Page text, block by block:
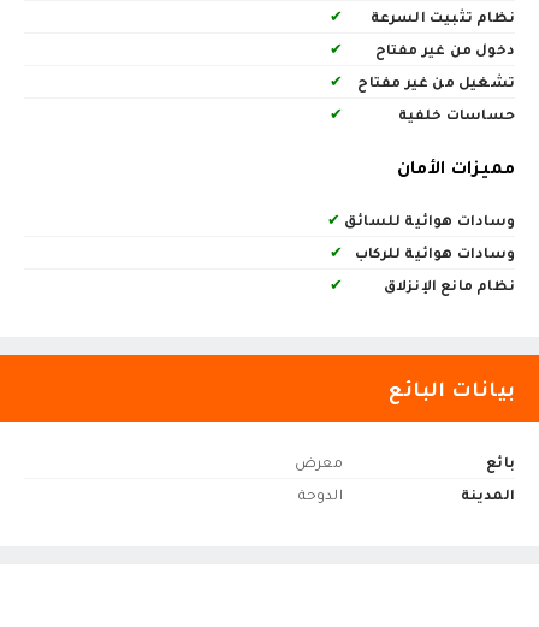
نظام تثبيت السرعة
✔
دخول من غير مفتاح
✔
تشغيل من غير مفتاح
✔
حساسات خلفية
✔
مميزات الأمان
وسادات هوائية للسائق ✔
وسادات هوائية للركاب
✔
نظام مانع الإنزلاق
✔
بيانات البائع
بائع
معرض
المدينة
الدوحة